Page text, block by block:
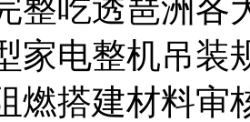
整吃透琶洲各
家电整机吊装
燃搭建材料审